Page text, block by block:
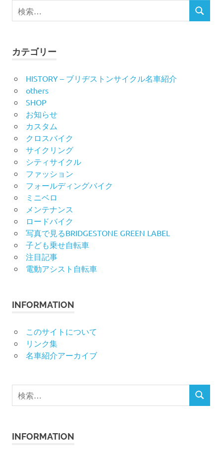
ペ
ジ
送
り
検
索
検
カテゴリー
HISTORY – ブリヂストンサイクル名車紹介
others
SHOP
お知らせ
カスタム
クロスバイク
サイクリング
シティサイクル
ファッション
フォールディングバイク
ミニベロ
メンテナンス
ロードバイク
写真で見るBRIDGESTONE GREEN LABEL
子ども乗せ自転車
注目記事
電動アシスト自転車
INFORMATION
このサイトについて
リンク集
名車紹介アーカイブ
検
索
検
INFORMATION